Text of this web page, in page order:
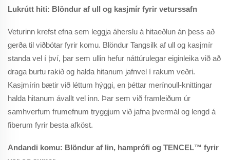
Lukrútt hiti: Blöndur af ull og kasjmír fyrir veturssafn
Veturinn krefst efna sem leggja áherslu á hitaeðlun án þess að
gerða til viðbótar fyrir komu. Blöndur Tangsilk af ull og kasjmír
standa vel í því, þar sem ullin hefur náttúrulegar eiginleika við að
draga burtu rakið og halda hitanum jafnvel í rakum veðri.
Kasjmírin bætir við léttum hýggi, en þéttar merínoull-knittingar
halda hitanum ávallt vel inn. Þar sem við framleiðum úr
samhverfum frumefnum tryggjum við jafna þvermál og lengd á
fiberum fyrir besta afköst.
Andandi komu: Blöndur af lin, hamprófi og TENCEL™ fyrir